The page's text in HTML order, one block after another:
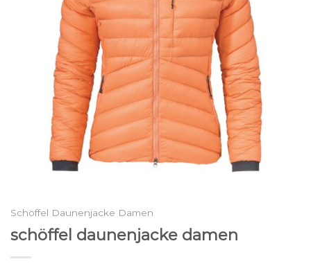
Schöffel Daunenjacke Damen
schöffel daunenjacke damen